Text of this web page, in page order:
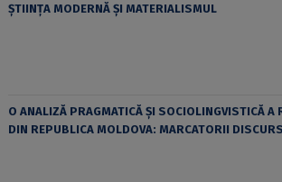
ȘTIINȚA MODERNĂ ȘI MATERIALISMUL
O ANALIZĂ PRAGMATICĂ ȘI SOCIOLINGVISTICĂ A
DIN REPUBLICA MOLDOVA: MARCATORII